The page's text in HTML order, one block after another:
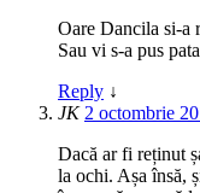
Oare Dancila si-a
Sau vi s-a pus
Reply ↓
JK 2 octombrie
Dacă ar fi reținut
la ochi. Așa însă,